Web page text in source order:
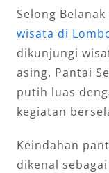
Selong
wisata di
dikunjungi
asing. Pantai
putih luas
kegiatan
Keindahan
dikenal